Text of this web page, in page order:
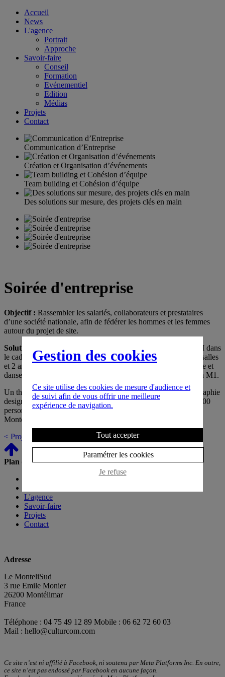
Accueil
News
L'agence
Portrait
Approche
Savoir-faire
Conseil
Formation
Evénementiel
Edition
Médias
Projets
Contact
Communication d’Entreprise
Création et Organisation d’événements
Team building et Cohésion d’équipe
Des solutions sur mesure, des projets clés en main
Soirée d'entreprise
Objectif : Rassembler les salariés, collaborateurs et prestataires
d’une société nationale, afin de fédérer les hommes et les femmes
autour du projet de site.
Solution :
Un concept sur-mesure imaginé par CULTURCOM dans
le cadre de la soirée « BACK TO THE 70’S & 80’S » avec 2 salles
et 2 ambiances : « DISCO POP » en M2 pour l’espace musique et
danse et « RETRO CHIC » pour l’espace théâtre et karaoké en M1.
Un thème festif et coloré. Un événement convivial à la scénographie
design et lumineuse pour accueillir en Janvier 2016, plus de 1200
personnes le temps d’une soirée au Palais des Congrès de
Montélimar.
< Projet précédent
Projet suivant >
Plan du site
L'agence
Savoir-faire
Projets
Contact
Adresse
Le MonteliSud
3 rue Emile Monier
26200 Montélimar
France
Téléphone : 04 75 49 12 89 Mobile : 06 62 72 60 03
Mail : hello@culturcom.com
Ce site n’est ni affilié à Facebook, ni soutenu par Meta Platforms Inc. En outre,
ce site n’est pas endossé par Facebook en aucune façon.
Gestion des cookies
Ce site utilise des cookies de mesure d'audience et
de suivi afin de vous offrir une meilleure
expérience de navigation.
Tout accepter
Paramétrer les cookies
Je refuse